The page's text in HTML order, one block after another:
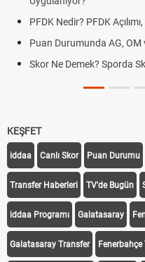
PFDK Nedir? PFDK
Puan Durumunda AG, OM
Skor Ne Demek? Sporda
KEŞFET
iddaa Canlı Skor Puan Durumu
Transfer Haberleri TV'de Bugün
iddaa Programı Galatasaray
Galatasaray Transfer